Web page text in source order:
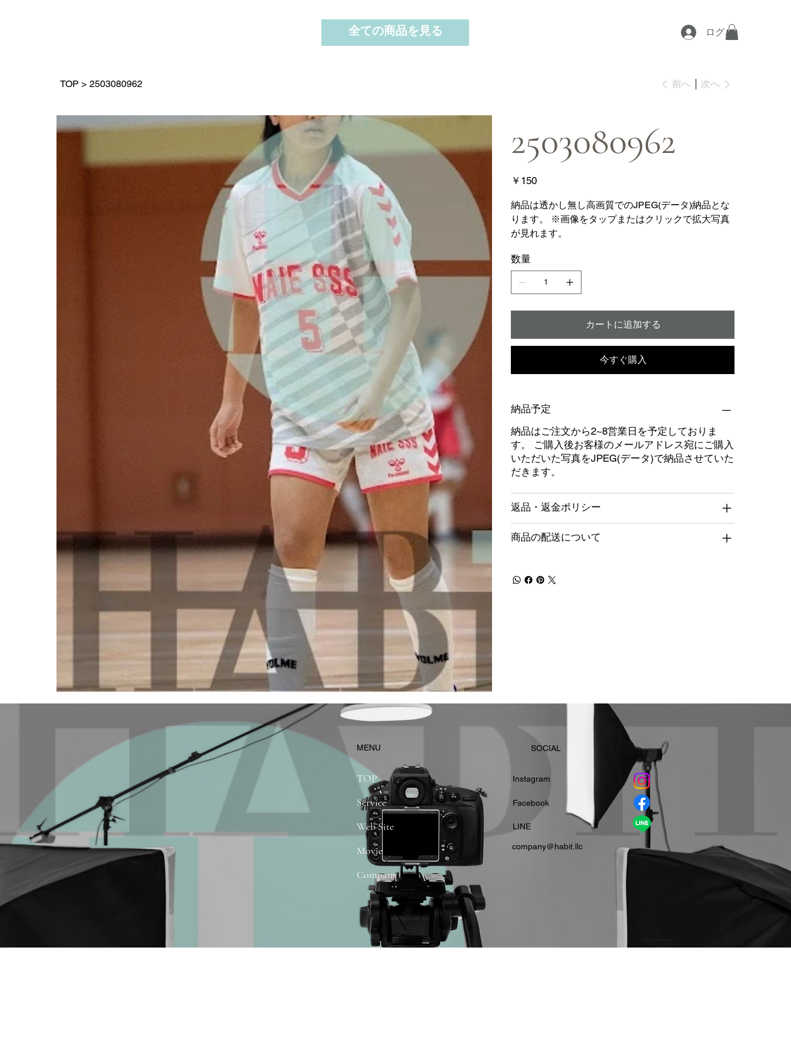
ログイン
全ての商品を見る
TOP > 2503080962 前へ 次へ
2503080962
価
格
￥150
納品は透かし無し高画質でのJPEG(データ)納品とな
ります。 ※画像をタップまたはクリックで拡大写真
が見れます。
数量
カートに追加する
今すぐ購入
納品予定
納品はご注文から2~8営業日を予定しておりま
す。 ご購入後お客様のメールアドレス宛にご購入
いただいた写真をJPEG(データ)で納品させていた
だきます。
返品・返金ポリシー
商品の配送について
​MENU
TOP
Service
Web Site
Movie
Company
​SOCIAL
Instagram
​Facebook
​LINE
company＠habit.llc